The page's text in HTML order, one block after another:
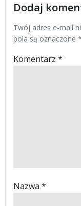
Dodaj
Twój adres e-mail
pola są oznaczone *
Komentarz *
Nazwa *